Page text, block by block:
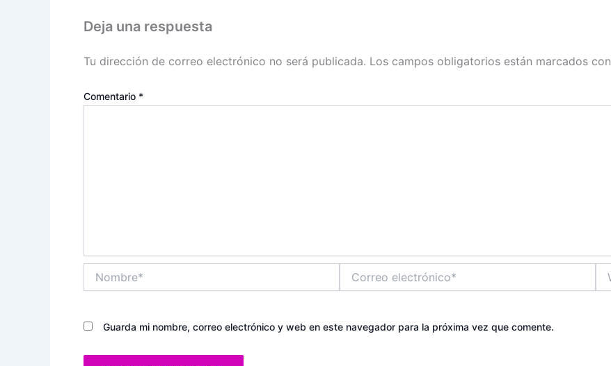
Deja una respuesta
Tu dirección de correo electrónico no será publicada. Los campos obligatorios están marcados con
Comentario *
electrónico*
Guarda mi nombre, correo electrónico y web en este navegador para la próxima vez que comente.